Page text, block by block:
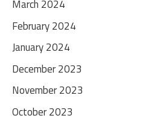
March 2024
February 2024
January 2024
December 2023
November 2023
October 2023